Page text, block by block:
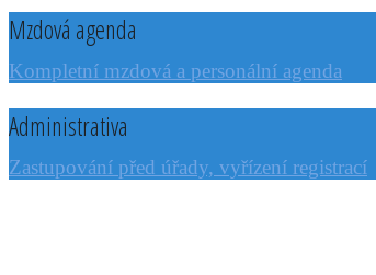
Mzdová agenda
Kompletní mzdová a personální agenda
Administrativa
Zastupování před úřady, vyřízení registrací